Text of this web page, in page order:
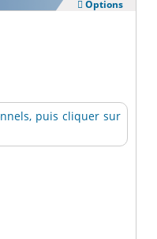
 Options
puis cliquer sur